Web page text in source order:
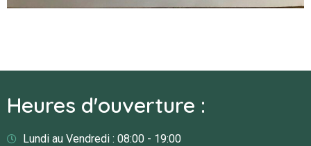
Heures d'ouverture :
Lundi au Vendredi : 08:00 - 19:00